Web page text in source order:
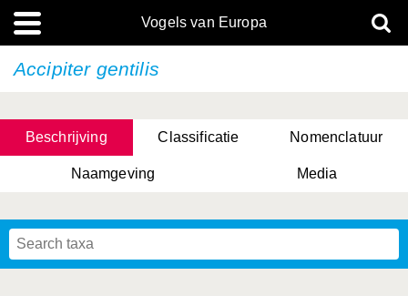
Vogels van Europa
Accipiter gentilis
Beschrijving Classificatie Nomenclatuur
Naamgeving Media